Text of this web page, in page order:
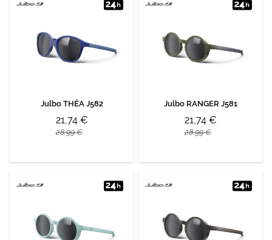
Julbo THÉA J582
21,74 €
28,99 €
Julbo RANGER J581
21,74 €
28,99 €